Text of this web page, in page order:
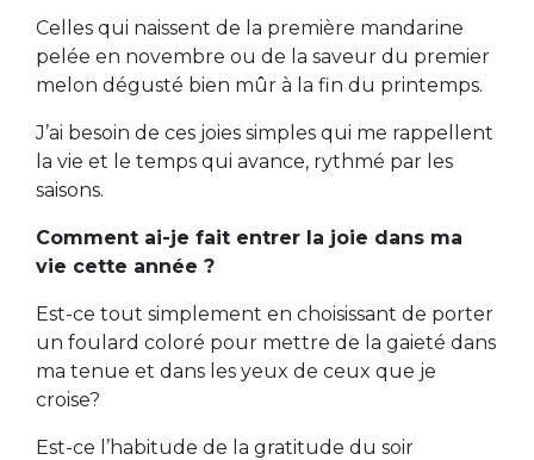
Celles qui naissent de la première mandarine
pelée en novembre ou de la saveur du premier
melon dégusté bien mûr à la fin du printemps.
J’ai besoin de ces joies simples qui me rappellent
la vie et le temps qui avance, rythmé par les
saisons.
Comment ai-je fait entrer la joie dans ma
vie cette année ?
Est-ce tout simplement en choisissant de porter
un foulard coloré pour mettre de la gaieté dans
ma tenue et dans les yeux de ceux que je
croise?
Est-ce l’habitude de la gratitude du soir